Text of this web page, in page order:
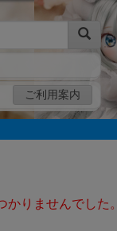
ご利用案内
かりませんでした。